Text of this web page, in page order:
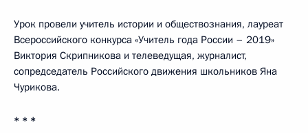
Урок провели учитель истории и обществознания, лауреат
Всероссийского конкурса «Учитель года России – 2019»
Виктория Скрипникова и телеведущая, журналист,
сопредседатель Российского движения школьников Яна
Чурикова.
* * *